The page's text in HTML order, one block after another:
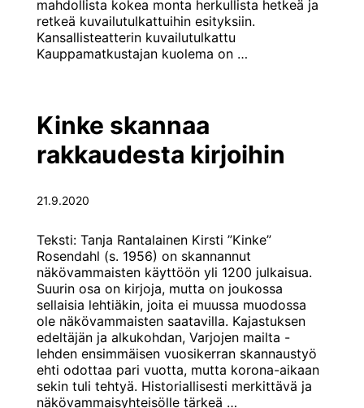
mahdollista kokea monta herkullista hetkeä ja
retkeä kuvailutulkattuihin esityksiin.
Kansallisteatterin kuvailutulkattu
Kauppamatkustajan kuolema on …
Kinke skannaa
rakkaudesta kirjoihin
21.9.2020
Teksti: Tanja Rantalainen Kirsti ”Kinke”
Rosendahl (s. 1956) on skannannut
näkövammaisten käyttöön yli 1200 julkaisua.
Suurin osa on kirjoja, mutta on joukossa
sellaisia lehtiäkin, joita ei muussa muodossa
ole näkövammaisten saatavilla. Kajastuksen
edeltäjän ja alkukohdan, Varjojen mailta -
lehden ensimmäisen vuosikerran skannaustyö
ehti odottaa pari vuotta, mutta korona-aikaan
sekin tuli tehtyä. Historiallisesti merkittävä ja
näkövammaisyhteisölle tärkeä …